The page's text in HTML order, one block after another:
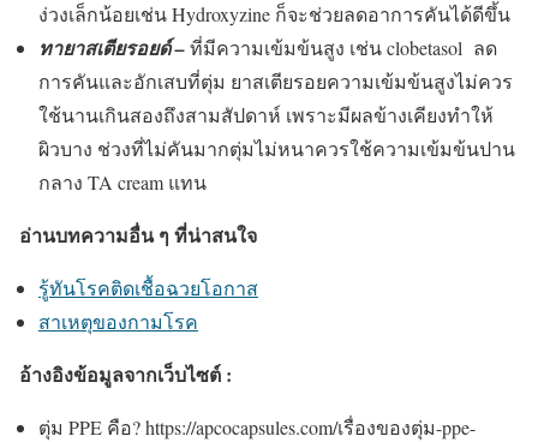
ง่วงเล็กน้อยเช่น Hydroxyzine ก็จะช่วยลดอาการคันได้ดีขึ้น
ทายาสเตียรอยด์ –ที่มีความเข้มข้นสูง เช่น clobetasol ลด
การคันและอักเสบที่ตุ่ม ยาสเตียรอยความเข้มข้นสูงไม่ควร
ใช้นานเกินสองถึงสามสัปดาห์ เพราะมีผลข้างเคียงทำให้
ผิวบาง ช่วงที่ไม่คันมากตุ่มไม่หนาควรใช้ความเข้มข้นปาน
กลาง TA cream แทน
อ่านบทความอื่น ๆ ที่น่าสนใจ
รู้ทันโรคติดเชื้อฉวยโอกาส
สาเหตุของกามโรค
อ้างอิงข้อมูลจากเว็บไซต์ :
ตุ่ม PPE คือ? https://apcocapsules.com/เรื่องของตุ่ม-ppe-